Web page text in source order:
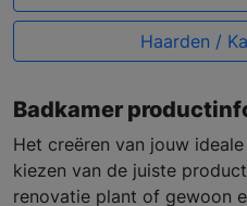
Haarden /
Badkamer
Het creëren van jouw
kiezen van de juiste
renovatie plant of gewoon